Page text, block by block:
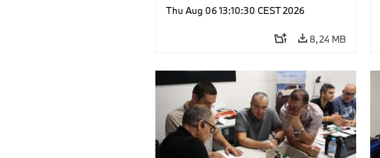
Локации
Thu Aug 06 13:10:30 CEST 2026
8,24 MB